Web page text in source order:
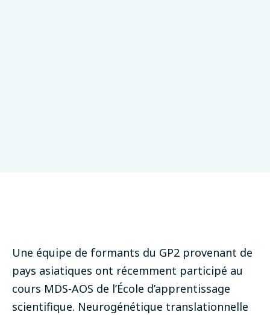
Une équipe de formants du GP2 provenant de
pays asiatiques ont récemment participé au
cours MDS-AOS de l’École d’apprentissage
scientifique. Neurogénétique translationnelle